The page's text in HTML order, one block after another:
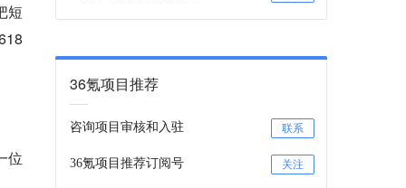
短
位
36氪项目推荐
咨询项目审核和入驻 联系
36氪项目推荐订阅号 关注